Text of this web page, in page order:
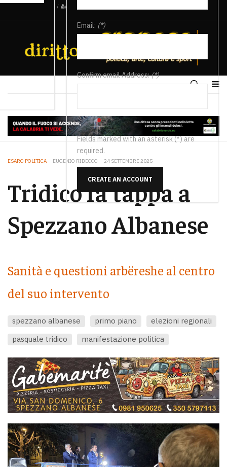
/
Email: (*)
Confirm email Address:(*)
Fields marked with an asterisk (*) are
required.
CREATE AN ACCOUNT
ESARO POLITICA EUGENIO RIBECCO 24 SETTEMBRE 2025
Tridico fa tappa a
Spezzano Albanese
Sanità e questioni arbëreshe al centro
del suo intervento
spezzano albanese primo piano
elezioni regionali
pasquale tridico
manifestazione politica